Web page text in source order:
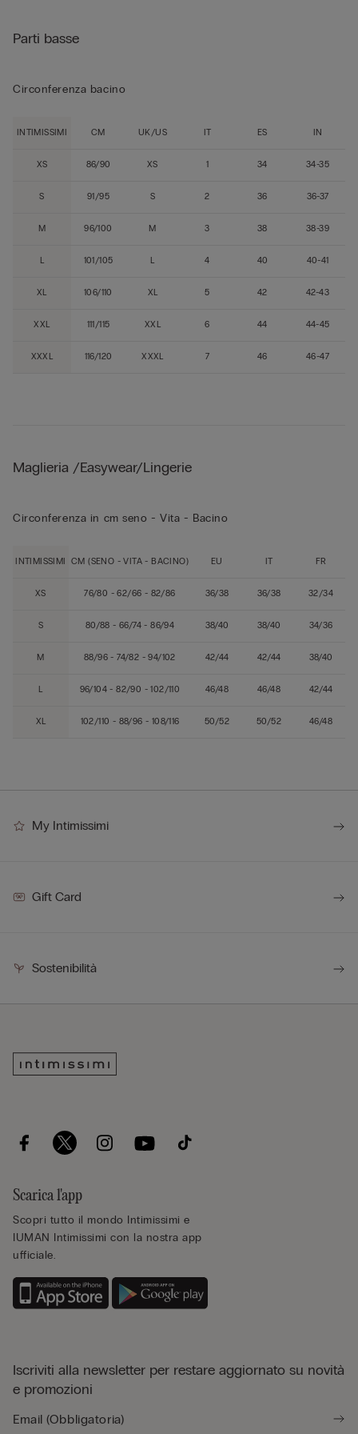
Parti basse
Circonferenza bacino
INTIMISSIMI CM UK/US IT ES IN
XS 86/90 XS 1 34 34-35
S 91/95 S 2 36 36-37
M 96/100 M 3 38 38-39
L 101/105 L 4 40 40-41
XL 106/110 XL 5 42 42-43
XXL 111/115 XXL 6 44 44-45
XXXL 116/120 XXXL 7 46 46-47
Maglieria /Easywear/Lingerie
Circonferenza in cm seno - Vita - Bacino
INTIMISSIMI CM (SENO - VITA - BACINO) EU IT FR
XS 76/80 - 62/66 - 82/86 36/38 36/38 32/34
S 80/88 - 66/74 - 86/94 38/40 38/40 34/36
M 88/96 - 74/82 - 94/102 42/44 42/44 38/40
L 96/104 - 82/90 - 102/110 46/48 46/48 42/44
XL 102/110 - 88/96 - 108/116 50/52 50/52 46/48
My Intimissimi
Gift Card
Sostenibilità
Scarica l'app
Scopri tutto il mondo Intimissimi e
IUMAN Intimissimi con la nostra app
ufficiale.
Iscriviti alla newsletter per restare aggiornato su novità
e promozioni